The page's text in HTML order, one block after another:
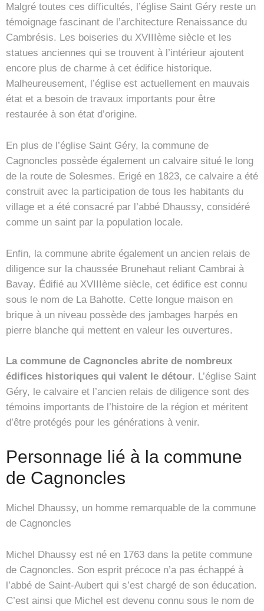
Malgré toutes ces difficultés, l’église Saint Géry reste un
témoignage fascinant de l’architecture Renaissance du
Cambrésis. Les boiseries du XVIIIème siècle et les
statues anciennes qui se trouvent à l’intérieur ajoutent
encore plus de charme à cet édifice historique.
Malheureusement, l’église est actuellement en mauvais
état et a besoin de travaux importants pour être
restaurée à son état d’origine.
En plus de l’église Saint Géry, la commune de
Cagnoncles possède également un calvaire situé le long
de la route de Solesmes. Erigé en 1823, ce calvaire a été
construit avec la participation de tous les habitants du
village et a été consacré par l’abbé Dhaussy, considéré
comme un saint par la population locale.
Enfin, la commune abrite également un ancien relais de
diligence sur la chaussée Brunehaut reliant Cambrai à
Bavay. Édifié au XVIIIème siècle, cet édifice est connu
sous le nom de La Bahotte. Cette longue maison en
brique à un niveau possède des jambages harpés en
pierre blanche qui mettent en valeur les ouvertures.
La commune de Cagnoncles abrite de nombreux
édifices historiques qui valent le détour. L’église Saint
Géry, le calvaire et l’ancien relais de diligence sont des
témoins importants de l’histoire de la région et méritent
d’être protégés pour les générations à venir.
Personnage lié à la commune
de Cagnoncles
Michel Dhaussy, un homme remarquable de la commune
de Cagnoncles
Michel Dhaussy est né en 1763 dans la petite commune
de Cagnoncles. Son esprit précoce n’a pas échappé à
l’abbé de Saint-Aubert qui s’est chargé de son éducation.
C’est ainsi que Michel est devenu connu sous le nom de